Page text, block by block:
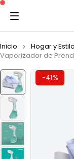
Inicio Hogar y
Vaporizador de
-41%